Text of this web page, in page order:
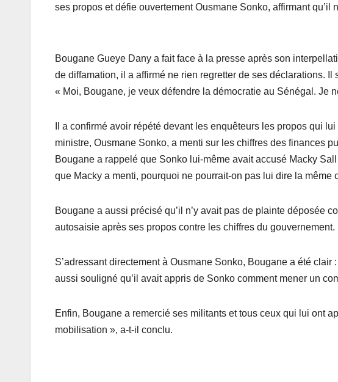
ses propos et défie ouvertement Ousmane Sonko, affirmant qu’il
Bougane Gueye Dany a fait face à la presse après son
de diffamation, il a affirmé ne rien regretter de ses déclarations.
« Moi, Bougane, je veux défendre la démocratie au Sénégal. Je
Il a confirmé avoir répété devant les enquêteurs les propos qui
ministre, Ousmane Sonko, a menti sur les chiffres des finances
Bougane a rappelé que Sonko lui-même avait accusé Macky
que Macky a menti, pourquoi ne pourrait-on pas lui dire la même
Bougane a aussi précisé qu’il n’y avait pas de plainte déposée
autosaisie après ses propos contre les chiffres du gouvernement.
S’adressant directement à Ousmane Sonko, Bougane a été
aussi souligné qu’il avait appris de Sonko comment mener un
Enfin, Bougane a remercié ses militants et tous ceux qui lui ont
mobilisation », a-t-il conclu.